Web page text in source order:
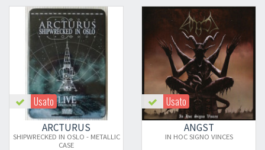
Usato
ARCTURUS
SHIPWRECKED IN OSLO - METALLIC
CASE
Usato
ANGST
IN HOC SIGNO VINCES